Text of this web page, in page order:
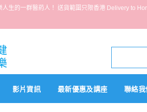
生的一群醫葯人！ 送貨範圍只限香港 Delivery to
影片資訊 最新優惠及講座 聯絡我